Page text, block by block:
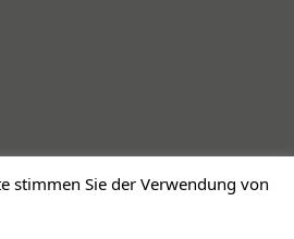
stimmen Sie der Verwendung von